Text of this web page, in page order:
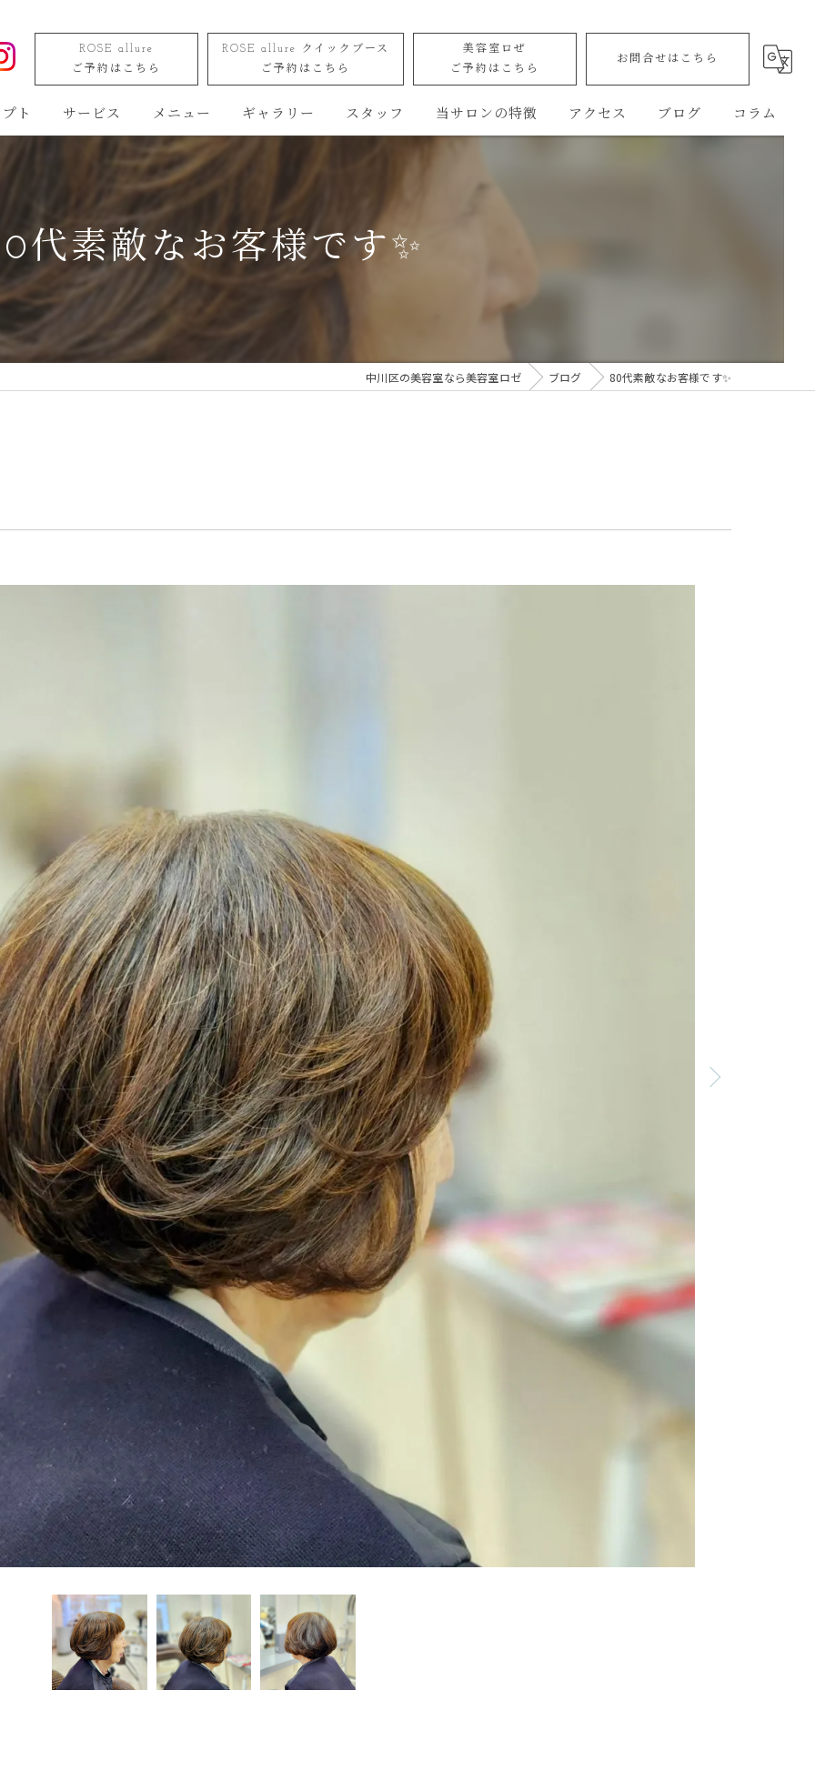
ROSE allure
ご予約はこちら
ROSE allure クイックブース
ご予約はこちら
美容室ロぜ
ご予約はこちら
お問合せはこちら
ト サービス メニュー ギャラリー スタッフ 当サロンの特徴 アクセス ブログ コラム
代素敵なお客様です✨
中川区の美容室なら美容室ロゼ ブログ 80代素敵なお客様です✨